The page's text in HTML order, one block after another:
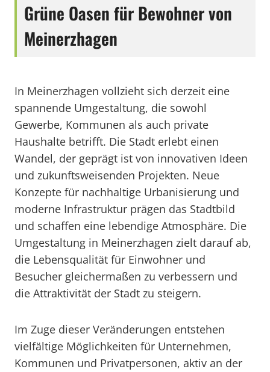
Grüne Oasen für Bewohner von
Meinerzhagen
In Meinerzhagen vollzieht sich derzeit eine
spannende Umgestaltung, die sowohl
Gewerbe, Kommunen als auch private
Haushalte betrifft. Die Stadt erlebt einen
Wandel, der geprägt ist von innovativen Ideen
und zukunftsweisenden Projekten. Neue
Konzepte für nachhaltige Urbanisierung und
moderne Infrastruktur prägen das Stadtbild
und schaffen eine lebendige Atmosphäre. Die
Umgestaltung in Meinerzhagen zielt darauf ab,
die Lebensqualität für Einwohner und
Besucher gleichermaßen zu verbessern und
die Attraktivität der Stadt zu steigern.
Im Zuge dieser Veränderungen entstehen
vielfältige Möglichkeiten für Unternehmen,
Kommunen und Privatpersonen, aktiv an der